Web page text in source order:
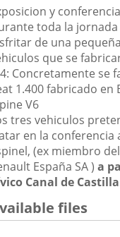
y conferencia
toda la
de una
que se
Concretamente se
1.400 fabricado en
V6
tres vehiculos
en la conferencia
(ex miembro
España SA ) a
Canal de
files